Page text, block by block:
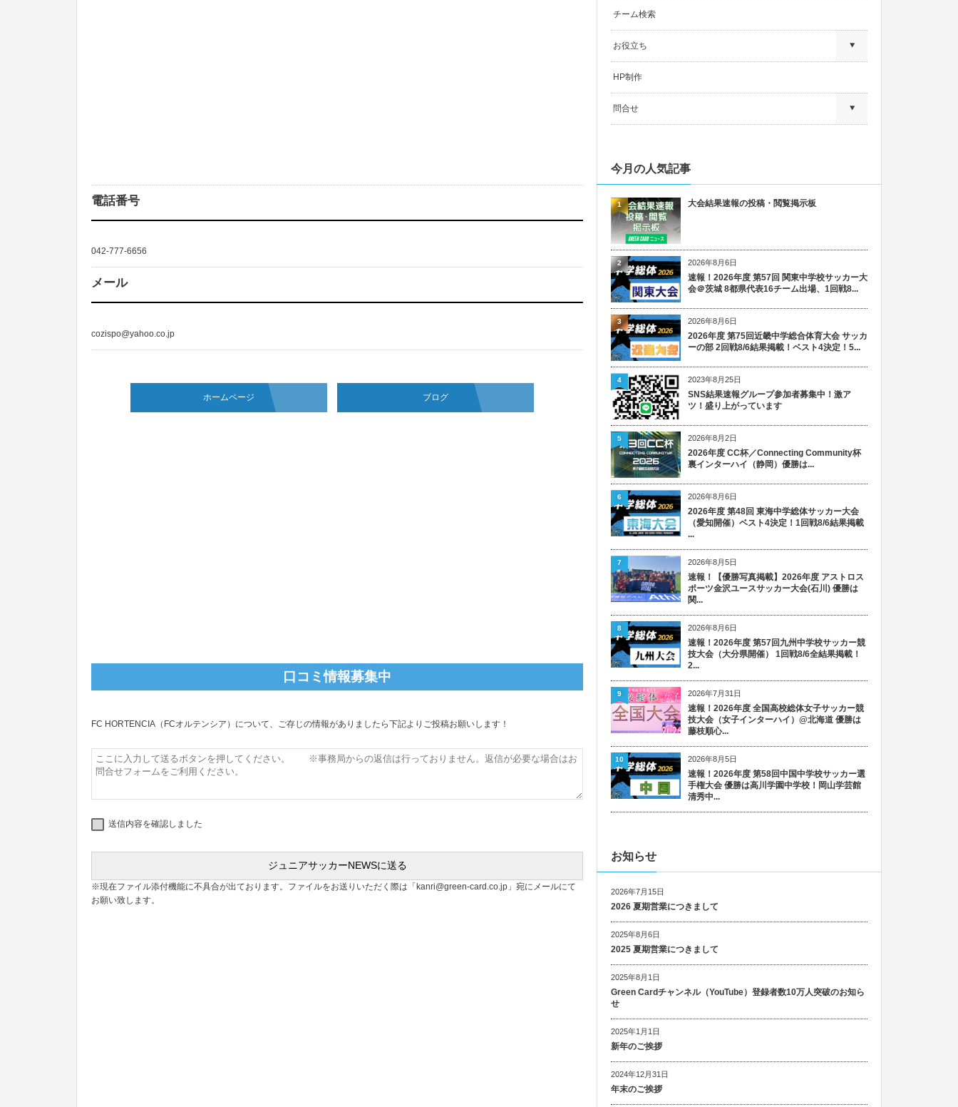
電話番号
042-777-6656
メール
cozispo@yahoo.co.jp
ホームページ ブログ
口コミ情報募集中
FC HORTENCIA（FCオルテンシア）について、ご存じの情報がありましたら下記よりご投稿お願いします！
送信内容を確認しました
※現在ファイル添付機能に不具合が出ております。ファイルをお送りいただく際は「 kanri@green-card.co.jp 」宛にメールにて
お願い致します。
チーム検索
お役立ち
HP制作
問合せ
今月の人気記事
大会結果速報の投稿・閲覧掲示板
1
2026年8月6日
速報！2026年度 第57回 関東中学校サッカー大
会＠茨城 8都県代表16チーム出場、1回戦8...
2
2026年8月6日
2026年度 第75回近畿中学総合体育大会 サッカ
ーの部 2回戦8/6結果掲載！ベスト4決定！5...
3
2023年8月25日
SNS結果速報グループ参加者募集中！激ア
ツ！盛り上がっています
4
2026年8月2日
2026年度 CC杯／Connecting Community杯
裏インターハイ（静岡）優勝は...
5
2026年8月6日
2026年度 第48回 東海中学総体サッカー大会
（愛知開催）ベスト4決定！1回戦8/6結果掲載
...
6
2026年8月5日
速報！【優勝写真掲載】2026年度 アストロス
ポーツ金沢ユースサッカー大会(石川) 優勝は
関...
7
2026年8月6日
速報！2026年度 第57回九州中学校サッカー競
技大会（大分県開催） 1回戦8/6全結果掲載！
2...
8
2026年7月31日
速報！2026年度 全国高校総体女子サッカー競
技大会（女子インターハイ）@北海道 優勝は
藤枝順心...
9
2026年8月5日
速報！2026年度 第58回中国中学校サッカー選
手権大会 優勝は高川学園中学校！岡山学芸館
清秀中...
10
お知らせ
2026年7月15日
2026 夏期営業につきまして
2025年8月6日
2025 夏期営業につきまして
2025年8月1日
Green Cardチャンネル（YouTube）登録者数10万人突破のお知ら
せ
2025年1月1日
新年のご挨拶
2024年12月31日
年末のご挨拶